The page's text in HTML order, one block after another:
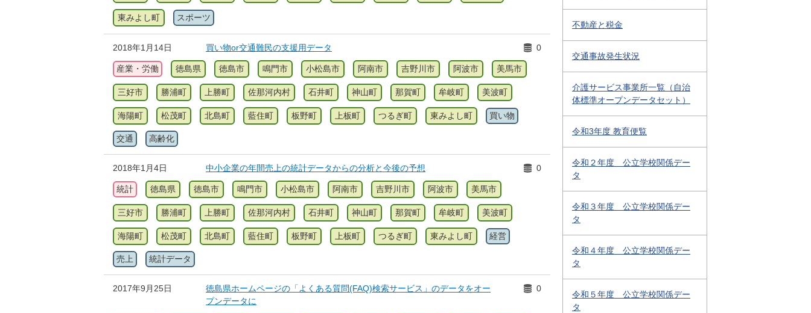
東みよし町 スポーツ
2018年1月14日 買い物or交通難民の支援用データ 0
産業・労働 徳島県 徳島市 鳴門市 小松島市 阿南市 吉野川市 阿波市 美馬市
三好市 勝浦町 上勝町 佐那河内村 石井町 神山町 那賀町 牟岐町 美波町
海陽町 松茂町 北島町 藍住町 板野町 上板町 つるぎ町 東みよし町 買い物
交通 高齢化
2018年1月4日 中小企業の年間売上の統計データからの分析と今後の予想 0
統計 徳島県 徳島市 鳴門市 小松島市 阿南市 吉野川市 阿波市 美馬市
三好市 勝浦町 上勝町 佐那河内村 石井町 神山町 那賀町 牟岐町 美波町
海陽町 松茂町 北島町 藍住町 板野町 上板町 つるぎ町 東みよし町 経営
売上 統計データ
2017年9月25日
徳島県ホームページの「よくある質問(FAQ)検索サービス」のデータをオー
プンデータに
0
不動産と税金
交通事故発生状況
介護サービス事業所一覧（自治
体標準オープンデータセット）
令和3年度 教育便覧
令和２年度 公立学校関係デー
タ
令和３年度 公立学校関係デー
タ
令和４年度 公立学校関係デー
タ
令和５年度 公立学校関係デー
タ